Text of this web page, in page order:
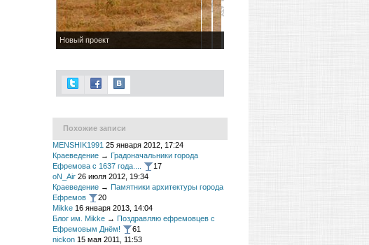
Новый проект
Похожие записи
MENSHIK1991 25 января 2012, 17:24
Краеведение → Градоначальники города
Ефремова с 1637 года....
17
oN_Air 26 июля 2012, 19:34
Краеведение → Памятники архитектуры города
Ефремов
20
Mikke 16 января 2013, 14:04
Блог им. Mikke → Поздравляю ефремовцев с
Ефремовым Днём!
61
nickon 15 мая 2011, 11:53